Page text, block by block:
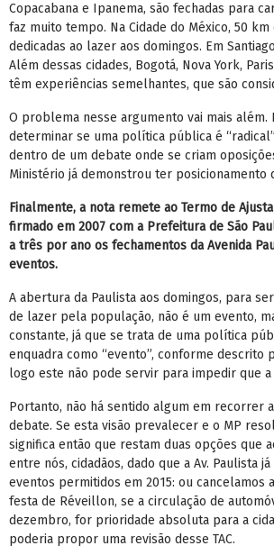
Copacabana e Ipanema, são fechadas para
faz muito tempo. Na Cidade do México, 50 km
dedicadas ao lazer aos domingos. Em
Além dessas cidades, Bogotá, Nova York,
têm experiências semelhantes, que são
O problema nesse argumento vai mais além.
determinar se uma política pública é
dentro de um debate onde se criam
Ministério já demonstrou ter posicionamento
Finalmente, a nota remete ao Termo de
firmado em 2007 com a Prefeitura de São
a três por ano os fechamentos da Avenida
eventos.
A abertura da Paulista aos domingos, para
de lazer pela população, não é um evento,
constante, já que se trata de uma política
enquadra como “evento”, conforme descrito
logo este não pode servir para impedir que
Portanto, não há sentido algum em recorrer
debate. Se esta visão prevalecer e o MP
significa então que restam duas opções que
entre nós, cidadãos, dado que a Av. Paulista
eventos permitidos em 2015: ou cancelamos
festa de Réveillon, se a circulação de
dezembro, for prioridade absoluta para a
poderia propor uma revisão desse TAC.